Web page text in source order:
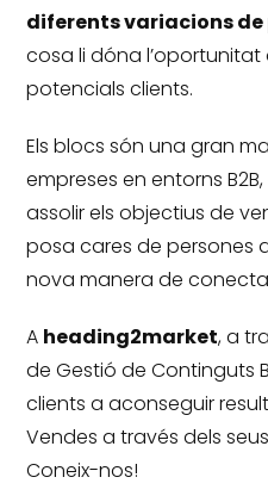
diferents variacions
cosa li dóna l’oportunitat
potencials clients.
Els blocs són una gran
empreses en entorns
assolir els objectius de
posa cares de persones
nova manera de
A heading2market, a
de Gestió de Continguts
clients a aconseguir
Vendes a través dels
Coneix-nos!